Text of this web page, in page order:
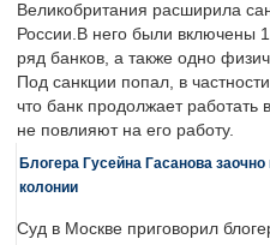
Великобритания расширила
России.В него были включены
ряд банков, а также одно
Под санкции попал, в
что банк продолжает
не повлияют на его работу.
Блогера Гусейна Гасанова
колонии
Суд в Москве приговорил